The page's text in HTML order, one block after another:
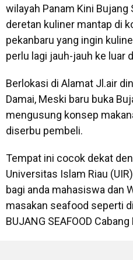
wilayah Panam Kini
deretan kuliner mantap di
pekanbaru yang ingin
perlu lagi jauh-jauh ke luar
Berlokasi di Alamat Jl.air
Damai, Meski baru buka
mengusung konsep
diserbu pembeli.
Tempat ini cocok dekat
Universitas Islam Riau
bagi anda mahasiswa dan
masakan seafood seperti
BUJANG SEAFOOD